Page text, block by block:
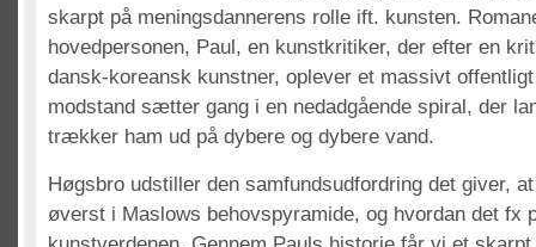
skarpt på meningsdannerens rolle ift. kunsten.
hovedpersonen, Paul, en kunstkritiker, der efter en
dansk-koreansk kunstner, oplever et massivt
modstand sætter gang i en nedadgående spiral, der
trækker ham ud på dybere og dybere vand.
Høgsbro udstiller den samfundsudfordring det giver,
øverst i Maslows behovspyramide, og hvordan det fx